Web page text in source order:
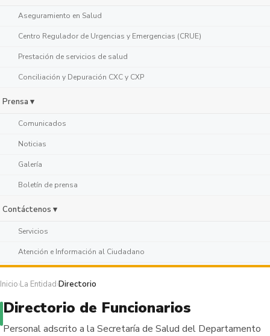
Aseguramiento en Salud
Centro Regulador de Urgencias y Emergencias (CRUE)
Prestación de servicios de salud
Conciliación y Depuración CXC y CXP
Prensa ▾
Comunicados
Noticias
Galería
Boletín de prensa
Contáctenos ▾
Servicios
Atención e Información al Ciudadano
Inicio›La Entidad›Directorio
Directorio de Funcionarios
Personal adscrito a la Secretaría de Salud del Departamento